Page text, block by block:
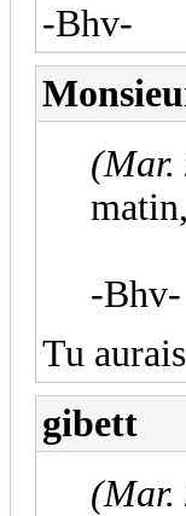
-Bhv-
(Mar.
-Bhv-
Tu
gibett
(Mar.